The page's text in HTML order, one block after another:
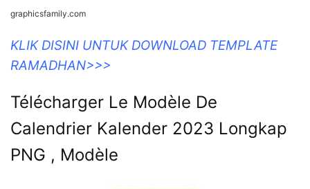
graphicsfamily.com
KLIK DISINI UNTUK DOWNLOAD TEMPLATE
RAMADHAN>>>
Télécharger Le Modèle De
Calendrier Kalender 2023 Longkap
PNG , Modèle